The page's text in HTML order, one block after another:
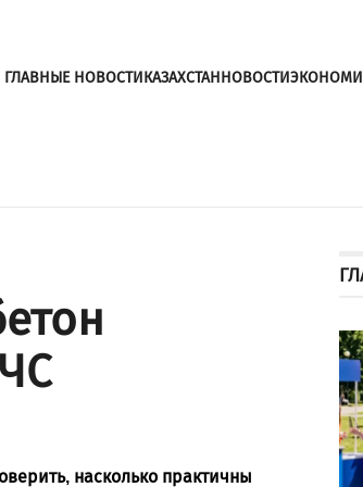
ГЛАВНЫЕ НОВОСТИКАЗАХСТАННОВОСТИ
насколько практичны